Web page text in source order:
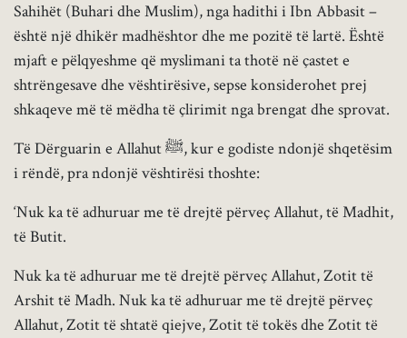
Sahihët (Buhari dhe Muslim), nga hadithi i Ibn Abbasit –
është një dhikër madhështor dhe me pozitë të lartë. Është
mjaft e pëlqyeshme që myslimani ta thotë në çastet e
shtrëngesave dhe vështirësive, sepse konsiderohet prej
shkaqeve më të mëdha të çlirimit nga brengat dhe sprovat.
Të Dërguarin e Allahut ﷺ, kur e godiste ndonjë shqetësim
i rëndë, pra ndonjë vështirësi thoshte:
‘Nuk ka të adhuruar me të drejtë përveç Allahut, të Madhit,
të Butit.
Nuk ka të adhuruar me të drejtë përveç Allahut, Zotit të
Arshit të Madh. Nuk ka të adhuruar me të drejtë përveç
Allahut, Zotit të shtatë qiejve, Zotit të tokës dhe Zotit të